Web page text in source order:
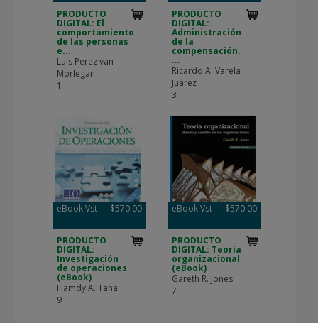
PRODUCTO
DIGITAL: El
comportamiento
de las personas
e...
Luis Perez van
Morlegan
1
PRODUCTO
DIGITAL:
Administración
de la
compensación.
...
Ricardo A. Varela
Juárez
3
eBook Vst $570.00
PRODUCTO
DIGITAL:
Investigación
de operaciones
(eBook)
Hamdy A. Taha
9
eBook Vst $570.00
PRODUCTO
DIGITAL: Teoría
organizacional
(eBook)
Gareth R. Jones
7